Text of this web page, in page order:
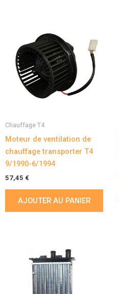
Chauffage T4
Moteur de ventilation de
chauffage transporter T4
9/1990-6/1994
57,45 €
AJOUTER AU PANIER